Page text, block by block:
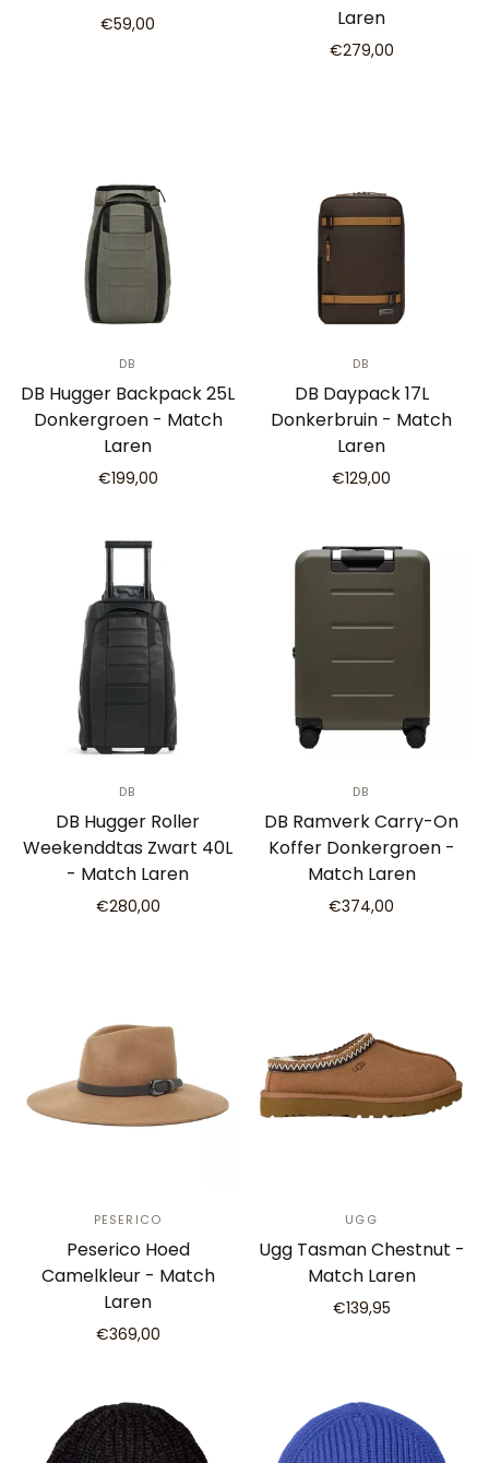
€59,00
Laren
€279,00
DB
DB Hugger Backpack 25L
Donkergroen - Match
Laren
€199,00
DB
DB Daypack 17L
Donkerbruin - Match
Laren
€129,00
DB
DB Hugger Roller
Weekenddtas Zwart 40L
- Match Laren
€280,00
DB
DB Ramverk Carry-On
Koffer Donkergroen -
Match Laren
€374,00
PESERICO
Peserico Hoed
Camelkleur - Match
Laren
€369,00
UGG
Ugg Tasman Chestnut -
Match Laren
€139,95